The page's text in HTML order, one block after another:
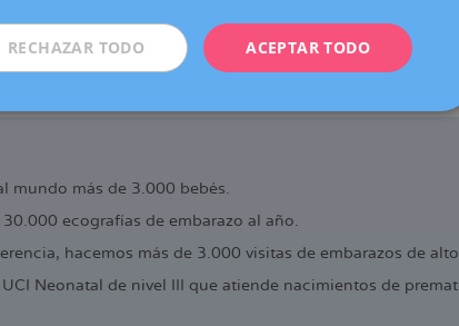
cerca de nuestras pacientes. Por eso, además tenemos
colaborador), que ofrecen los mismos servicios en
ya disfrutan las pacientes de Dexeus Mujer en
mundo más de 3.000 bebés.
30.000 ecografías de embarazo al año.
hacemos más de 3.000 visitas de embarazos de
Neonatal de nivel III que atiende nacimientos de
FRENCH
ACEPTAR TODO
RECHAZAR TODO